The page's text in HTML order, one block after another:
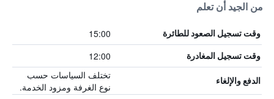
من الجيد أن تعلم
وقت تسجيل الصعود للطائرة 15:00
وقت تسجيل المغادرة 12:00
الدفع والإلغاء
تختلف السياسات حسب
نوع الغرفة ومزود الخدمة.